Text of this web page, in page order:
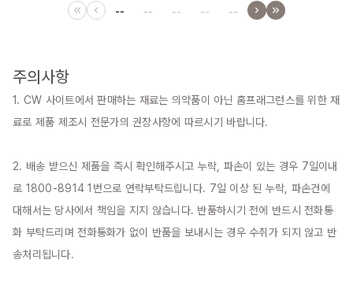
-- -- -- -- --
주의사항
1. CW 사이트에서 판매하는 재료는 의약품이 아닌 홈프래그런스를 위한 재
료로 제품 제조시 전문가의 권장사항에 따르시기 바랍니다.
2. 배송 받으신 제품을 즉시 확인해주시고 누락, 파손이 있는 경우 7일이내
로 1800-8914 1번으로 연락부탁드립니다. 7일 이상 된 누락, 파손건에
대해서는 당사에서 책임을 지지 않습니다. 반품하시기 전에 반드시 전화통
화 부탁드리며 전화통화가 없이 반품을 보내시는 경우 수취가 되지 않고 반
송처리됩니다.